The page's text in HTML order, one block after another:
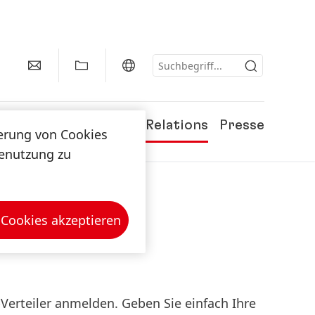
Investor Relations Presse
anmelden. Geben Sie einfach Ihre
von Cookies
zu
akzeptieren